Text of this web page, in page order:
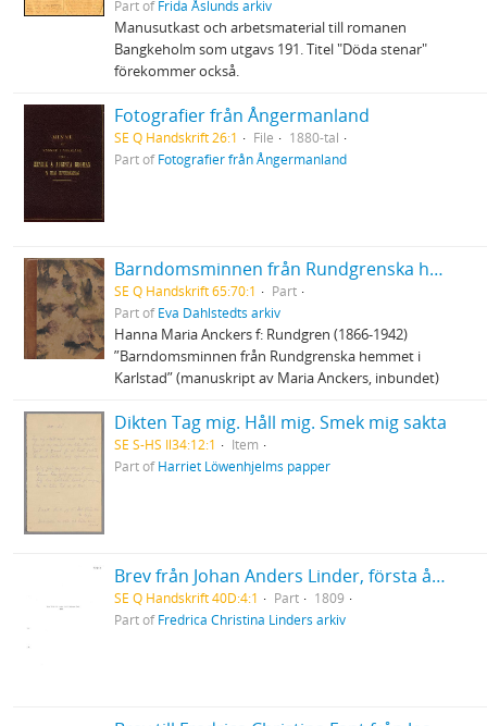
Part ofFrida Åslunds arkiv
Manusutkast och arbetsmaterial till romanen
Bangkeholm som utgavs 191. Titel "Döda stenar"
förekommer också.
Fotografier från Ångermanland
SE Q Handskrift 26:1 File
1880-tal
Part ofFotografier från Ångermanland
Barndomsminnen från Rundgrenska hemmet i Karlstad
SE Q Handskrift 65:70:1
Part
Part ofEva Dahlstedts arkiv
Hanna Maria Anckers f: Rundgren (1866-1942)
”Barndomsminnen från Rundgrenska hemmet i
Karlstad” (manuskript av Maria Anckers, inbundet)
Dikten Tag mig. Håll mig. Smek mig sakta
SE S-HS Il34:12:1
Item
Part ofHarriet Löwenhjelms papper
Brev från Johan Anders Linder, första årgången
SE Q Handskrift 40D:4:1 Part
1809
Part ofFredrica Christina Linders arkiv